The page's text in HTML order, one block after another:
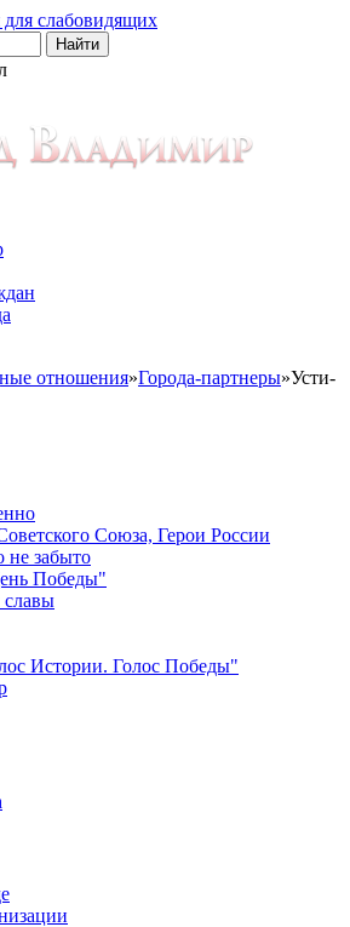
для слабовидящих
отношения»Города-партнеры»Усти-
Союза, Герои России
не забыто
Победы"
Истории. Голос Победы"